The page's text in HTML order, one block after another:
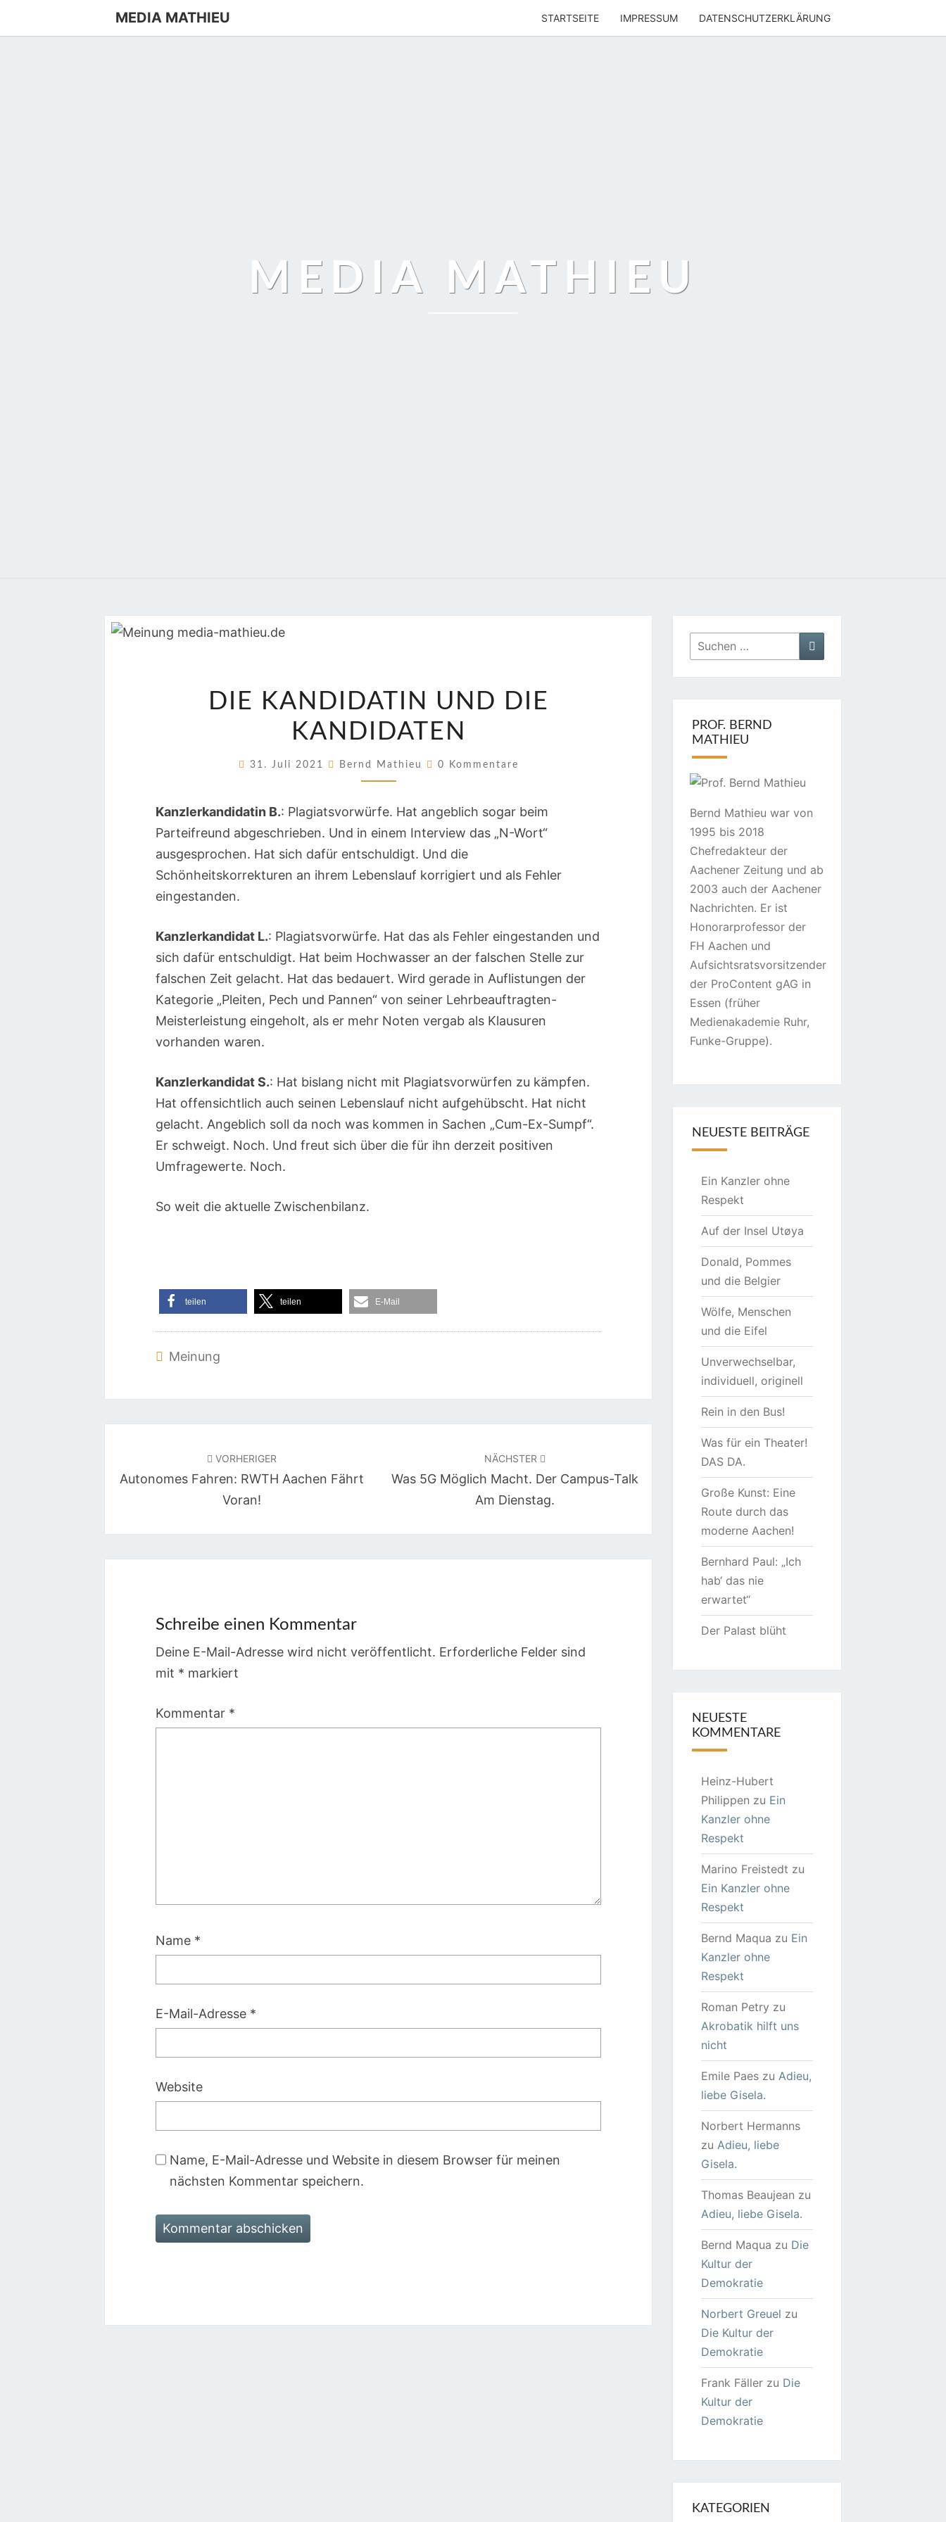
MEDIA MATHIEU STARTSEITE IMPRESSUM DATENSCHUTZERKLÄRUNG
MEDIA MATHIEU
KANDIDATIN
UND
KANDIDATEN
DIE KANDIDATIN UND DIE
KANDIDATEN
31. Juli 2021 Bernd Mathieu Kommentare
0 Kommentare
Kanzlerkandidatin B.: Plagiatsvorwürfe. Hat angeblich sogar beim
Parteifreund abgeschrieben. Und in einem Interview das „N-Wort“
ausgesprochen. Hat sich dafür entschuldigt. Und die
Schönheitskorrekturen an ihrem Lebenslauf korrigiert und als Fehler
eingestanden.
Kanzlerkandidat L.: Plagiatsvorwürfe. Hat das als Fehler eingestanden und
sich dafür entschuldigt. Hat beim Hochwasser an der falschen Stelle zur
falschen Zeit gelacht. Hat das bedauert. Wird gerade in Auflistungen der
Kategorie „Pleiten, Pech und Pannen“ von seiner Lehrbeauftragten-
Meisterleistung eingeholt, als er mehr Noten vergab als Klausuren
vorhanden waren.
Kanzlerkandidat S.: Hat bislang nicht mit Plagiatsvorwürfen zu kämpfen.
Hat offensichtlich auch seinen Lebenslauf nicht aufgehübscht. Hat nicht
gelacht. Angeblich soll da noch was kommen in Sachen „Cum-Ex-Sumpf“.
Er schweigt. Noch. Und freut sich über die für ihn derzeit positiven
Umfragewerte. Noch.
So weit die aktuelle Zwischenbilanz.
teilen teilen E-Mail
Meinung
VORHERIGER
Autonomes Fahren: RWTH Aachen Fährt
Voran!
NÄCHSTER
Was 5G Möglich Macht. Der Campus-Talk
Am Dienstag.
Schreibe einen Kommentar
Deine E-Mail-Adresse wird nicht veröffentlicht. Erforderliche Felder sind
mit * markiert
Kommentar *
Name *
E-Mail-Adresse *
Website
Name, E-Mail-Adresse und Website in diesem Browser für meinen
nächsten Kommentar speichern.
Suchen
nach:
PROF. BERND
MATHIEU
Bernd Mathieu war von
1995 bis 2018
Chefredakteur der
Aachener Zeitung und ab
2003 auch der Aachener
Nachrichten. Er ist
Honorarprofessor der
FH Aachen und
Aufsichtsratsvorsitzender
der ProContent gAG in
Essen (früher
Medienakademie Ruhr,
Funke-Gruppe).
NEUESTE BEITRÄGE
Ein Kanzler ohne
Respekt
Auf der Insel Utøya
Donald, Pommes
und die Belgier
Wölfe, Menschen
und die Eifel
Unverwechselbar,
individuell, originell
Rein in den Bus!
Was für ein Theater!
DAS DA.
Große Kunst: Eine
Route durch das
moderne Aachen!
Bernhard Paul: „Ich
hab‘ das nie
erwartet“
Der Palast blüht
NEUESTE
KOMMENTARE
Heinz-Hubert
Philippen zu Ein
Kanzler ohne
Respekt
Marino Freistedt zu
Ein Kanzler ohne
Respekt
Bernd Maqua zu Ein
Kanzler ohne
Respekt
Roman Petry zu
Akrobatik hilft uns
nicht
Emile Paeszu Adieu,
liebe Gisela.
Norbert Hermanns
zu Adieu, liebe
Gisela.
Thomas Beaujean zu
Adieu, liebe Gisela.
Bernd Maqua zu Die
Kultur der
Demokratie
Norbert Greuel zu
Die Kultur der
Demokratie
Frank Fällerzu Die
Kultur der
Demokratie
KATEGORIEN